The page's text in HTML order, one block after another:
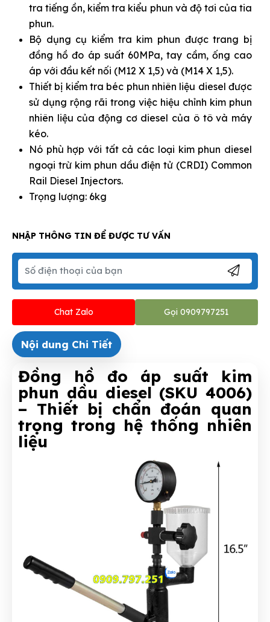
tra tiếng ồn, kiểm tra kiểu phun và độ tơi của tia
phun.
Bộ dụng cụ kiểm tra kim phun được trang bị
đồng hồ đo áp suất 60MPa, tay cầm, ống cao
áp với đầu kết nối (M12 X 1,5) và (M14 X 1,5).
Thiết bị kiểm tra béc phun nhiên liệu diesel được
sử dụng rộng rãi trong việc hiệu chỉnh kim phun
nhiên liệu của động cơ diesel của ô tô và máy
kéo.
Nó phù hợp với tất cả các loại kim phun diesel
ngoại trừ kim phun dầu điện tử (CRDI) Common
Rail Diesel Injectors.
Trọng lượng: 6kg
NHẬP THÔNG TIN ĐỂ ĐƯỢC TƯ VẤN
Chat Zalo Gọi 0909797251
Nội dung Chi Tiết
Đồng hồ đo áp suất kim
phun dầu diesel (SKU 4006)
– Thiết bị chẩn đoán quan
trọng trong hệ thống nhiên
liệu